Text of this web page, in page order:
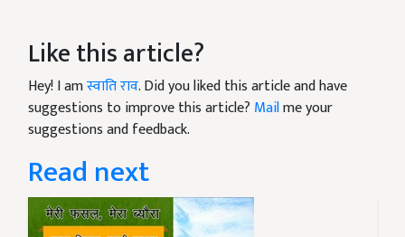
Like this article?
Hey! I amस्वाति राव. Did you liked this article and have
suggestions to improve this article? Mailme your
suggestions and feedback.
Read next